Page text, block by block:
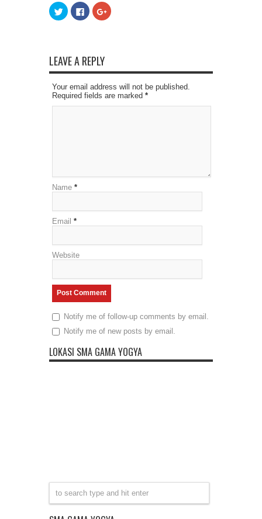
Click
to
share
new
window)
Click
to
share
new
window)
Click
to
LEAVE A REPLY
Your email address will not be published.
Required fields are marked *
Name *
Email *
Website
Notify me of follow-up comments by email.
Notify me of new posts by email.
LOKASI SMA GAMA YOGYA